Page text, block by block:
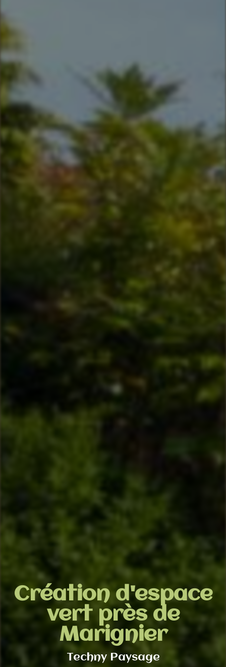
Création d'espace
vert près de
Marignier
Techny Paysage